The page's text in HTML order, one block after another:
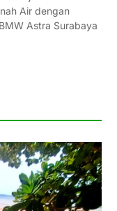
Air dengan
Astra Surabaya